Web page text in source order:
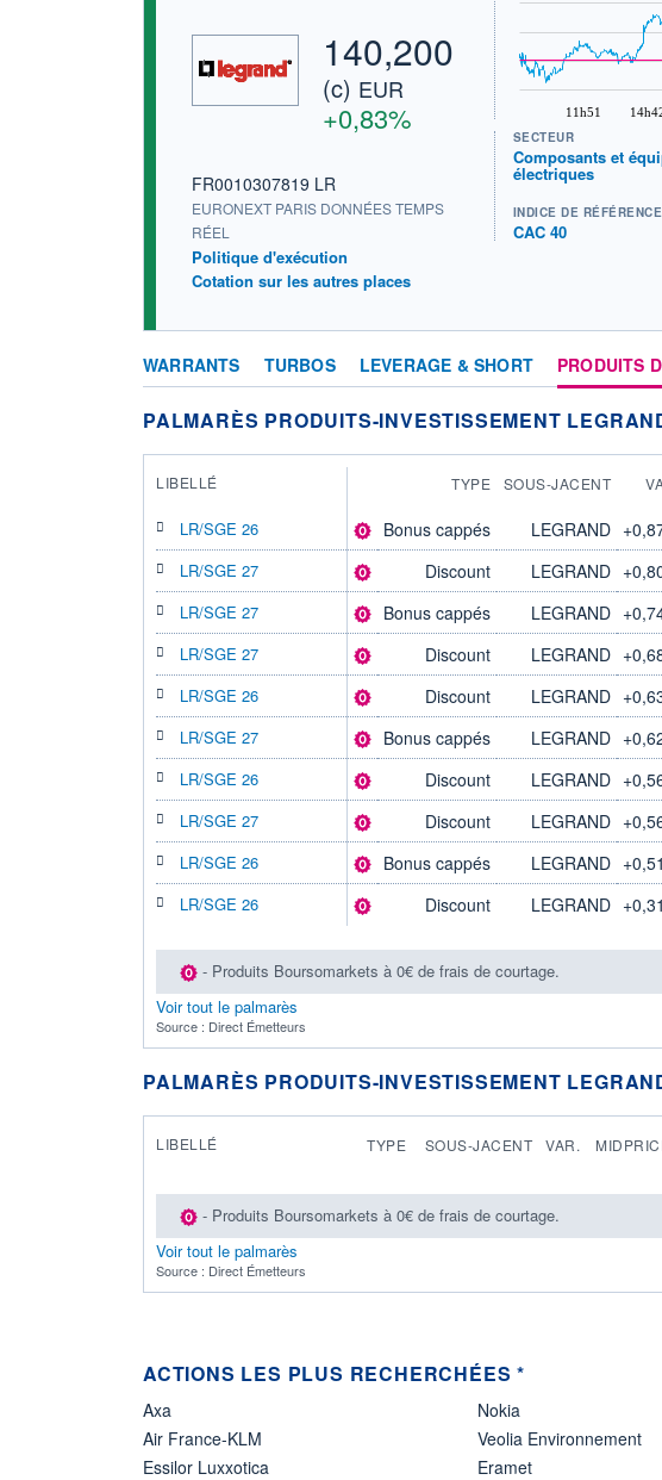
140,200
(c) EUR
+0,83%
FR0010307819 LR
EURONEXT PARIS DONNÉES TEMPS
RÉEL
Politique d'exécution
Cotation sur les autres places
11h51
SECTEUR
Composants et
électriques
INDICE DE RÉFÉRENCE
CAC 40
WARRANTS TURBOS LEVERAGE & SHORT PRODUITS
PALMARÈS PRODUITS-INVESTISSEMENT
LIBELLÉ TYPE SOUS-JACENT
LR/SGE 26 Bonus cappés LEGRAND
LR/SGE 27 Discount LEGRAND
LR/SGE 27 Bonus cappés LEGRAND
LR/SGE 27 Discount LEGRAND
LR/SGE 26 Discount LEGRAND
LR/SGE 27 Bonus cappés LEGRAND
LR/SGE 26 Discount LEGRAND
LR/SGE 27 Discount LEGRAND
LR/SGE 26 Bonus cappés LEGRAND
LR/SGE 26 Discount LEGRAND
- Produits Boursomarkets à 0€ de frais de courtage.
Voir tout le palmarès
Source : Direct Émetteurs
PALMARÈS PRODUITS-INVESTISSEMENT
LIBELLÉ TYPE SOUS-JACENT VAR.
- Produits Boursomarkets à 0€ de frais de courtage.
Voir tout le palmarès
Source : Direct Émetteurs
ACTIONS LES PLUS RECHERCHÉES *
Axa
Air France-KLM
Essilor Luxxotica
Nokia
Veolia Environnement
Eramet